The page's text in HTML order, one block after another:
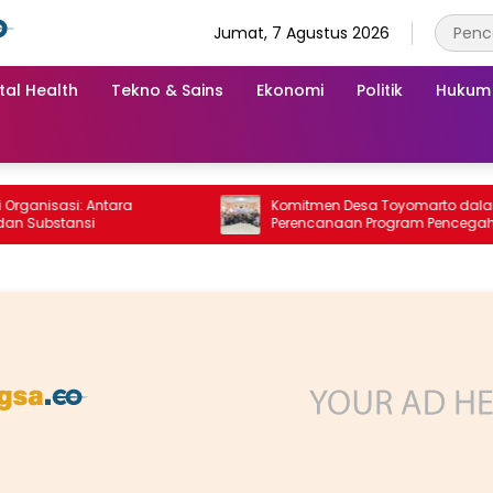
Jumat, 7 Agustus 2026
Health Tekno & Sains Ekonomi Politik Hukum
Antara
Komitmen Desa Toyomarto dalam
Perencanaan Program Pencegahan
Stunting melalui ‎Rembuk Stunting